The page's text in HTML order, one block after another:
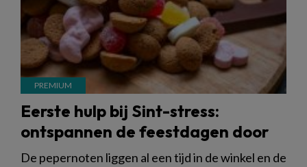
Eerste hulp bij Sint-stress:
ontspannen de feestdagen door
De pepernoten liggen al een tijd in de winkel en de